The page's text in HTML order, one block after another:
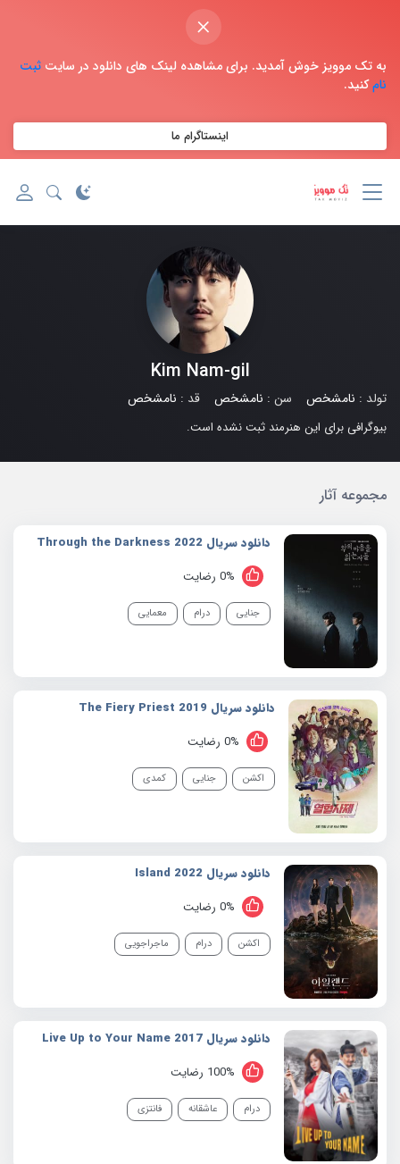
×
به تک موویز خوش آمدید. برای مشاهده لینک های دانلود در سایت ثبت
نامکنید.
اینستاگرام ما
Kim Nam-gil
تولد : نامشخص سن : نامشخص قد : نامشخص
بیوگرافی برای این هنرمند ثبت نشده است.
مجموعه آثار
دانلود سریال 2022 Through the Darkness
0% رضایت
جنایی درام معمایی
دانلود سریال 2019 The Fiery Priest
0% رضایت
اکشن جنایی کمدی
دانلود سریال 2022 Island
0% رضایت
اکشن درام ماجراجویی
دانلود سریال 2017 Live Up to Your Name
100% رضایت
درام عاشقانه فانتزی